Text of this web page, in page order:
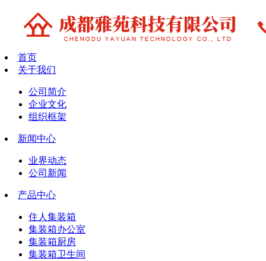
首页
关于我们
公司简介
企业文化
组织框架
新闻中心
业界动态
公司新闻
产品中心
住人集装箱
集装箱办公室
集装箱厨房
集装箱卫生间